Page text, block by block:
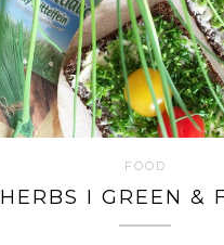
FOOD
HERBS I GREEN &